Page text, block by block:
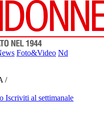
Foto&Video Nd
/
Iscriviti al settimanale